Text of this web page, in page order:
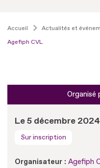
Accueil Actualités et
Agefiph CVL
Organisé
Le 5 décembre
Sur inscription
Organisateur : Agefiph